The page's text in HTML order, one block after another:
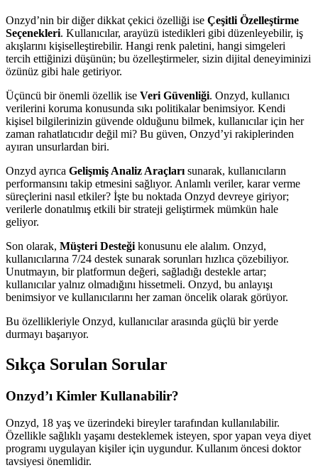
Onzyd’nin bir diğer dikkat çekici özelliği ise Çeşitli Özelleştirme
Seçenekleri. Kullanıcılar, arayüzü istedikleri gibi düzenleyebilir, iş
akışlarını kişiselleştirebilir. Hangi renk paletini, hangi simgeleri
tercih ettiğinizi düşünün; bu özelleştirmeler, sizin dijital deneyiminizi
özünüz gibi hale getiriyor.
Üçüncü bir önemli özellik ise Veri Güvenliği. Onzyd, kullanıcı
verilerini koruma konusunda sıkı politikalar benimsiyor. Kendi
kişisel bilgilerinizin güvende olduğunu bilmek, kullanıcılar için her
zaman rahatlatıcıdır değil mi? Bu güven, Onzyd’yi rakiplerinden
ayıran unsurlardan biri.
Onzyd ayrıca Gelişmiş Analiz Araçları sunarak, kullanıcıların
performansını takip etmesini sağlıyor. Anlamlı veriler, karar verme
süreçlerini nasıl etkiler? İşte bu noktada Onzyd devreye giriyor;
verilerle donatılmış etkili bir strateji geliştirmek mümkün hale
geliyor.
Son olarak, Müşteri Desteği konusunu ele alalım. Onzyd,
kullanıcılarına 7/24 destek sunarak sorunları hızlıca çözebiliyor.
Unutmayın, bir platformun değeri, sağladığı destekle artar;
kullanıcılar yalnız olmadığını hissetmeli. Onzyd, bu anlayışı
benimsiyor ve kullanıcılarını her zaman öncelik olarak görüyor.
Bu özellikleriyle Onzyd, kullanıcılar arasında güçlü bir yerde
durmayı başarıyor.
Sıkça Sorulan Sorular
Onzyd’ı Kimler Kullanabilir?
Onzyd, 18 yaş ve üzerindeki bireyler tarafından kullanılabilir.
Özellikle sağlıklı yaşamı desteklemek isteyen, spor yapan veya diyet
programı uygulayan kişiler için uygundur. Kullanım öncesi doktor
tavsiyesi önemlidir.